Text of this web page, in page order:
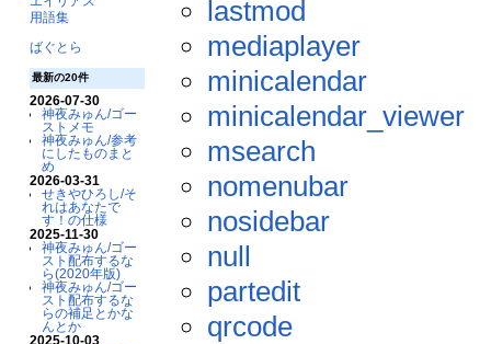
用語集
ばぐとら
最新の20件
2026-07-30
神夜みゅん/ゴー
ストメモ
神夜みゅん/参考
にしたものまと
め
2026-03-31
せきやひろし/そ
れはあなたで
す！の仕様
2025-11-30
神夜みゅん/ゴー
スト配布するな
ら(2020年版)
神夜みゅん/ゴー
スト配布するな
らの補足とかな
んとか
2025-10-03
lastmod
mediaplayer
minicalendar
minicalendar_viewer
msearch
nomenubar
nosidebar
null
partedit
qrcode